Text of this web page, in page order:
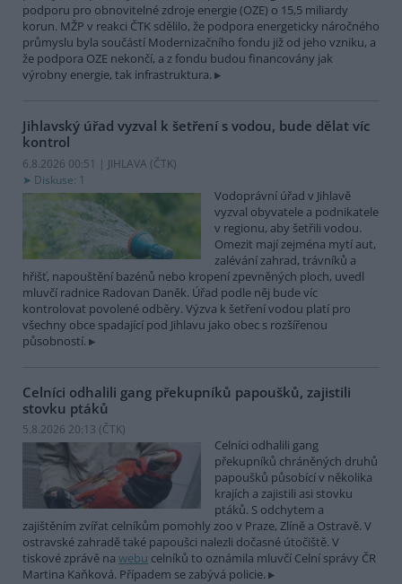
podporu pro obnovitelné zdroje energie (OZE) o 15,5 miliardy
korun. MŽP v reakci ČTK sdělilo, že podpora energeticky náročného
průmyslu byla součástí Modernizačního fondu již od jeho vzniku, a
že podpora OZE nekončí, a z fondu budou financovány jak
výrobny energie, tak infrastruktura.
Jihlavský úřad vyzval k šetření s vodou, bude dělat víc
kontrol
6.8.2026 00:51 | JIHLAVA (ČTK)
Diskuse: 1
Vodoprávní úřad v Jihlavě
vyzval obyvatele a podnikatele
v regionu, aby šetřili vodou.
Omezit mají zejména mytí aut,
zalévání zahrad, trávníků a
hřišť, napouštění bazénů nebo kropení zpevněných ploch, uvedl
mluvčí radnice Radovan Daněk. Úřad podle něj bude víc
kontrolovat povolené odběry. Výzva k šetření vodou platí pro
všechny obce spadající pod Jihlavu jako obec s rozšířenou
působností.
Celníci odhalili gang překupníků papoušků, zajistili
stovku ptáků
5.8.2026 20:13 (ČTK)
Celníci odhalili gang
překupníků chráněných druhů
papoušků působící v několika
krajích a zajistili asi stovku
ptáků. S odchytem a
zajištěním zvířat celníkům pomohly zoo v Praze, Zlíně a Ostravě. V
ostravské zahradě také papoušci nalezli dočasné útočiště. V
tiskové zprávě na webu celníků to oznámila mluvčí Celní správy ČR
Martina Kaňková. Případem se zabývá policie.